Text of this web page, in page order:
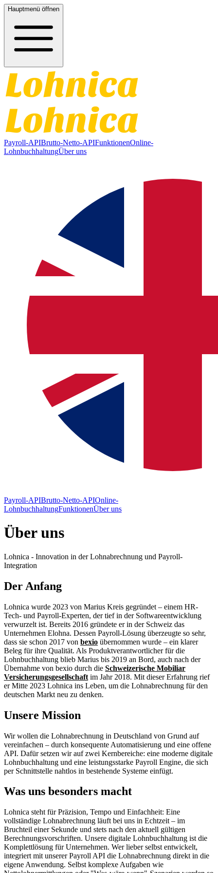
Hauptmenü öffnen
Payroll-APIBrutto-Netto-APIFunktionenOnline-
LohnbuchhaltungÜber uns
Payroll-APIBrutto-Netto-APIOnline-
LohnbuchhaltungFunktionenÜber uns
Über uns
Lohnica - Innovation in der Lohnabrechnung und Payroll-
Integration
Der Anfang
Lohnica wurde 2023 von Marius Kreis gegründet – einem HR-
Tech- und Payroll-Experten, der tief in der Softwareentwicklung
verwurzelt ist. Bereits 2016 gründete er in der Schweiz das
Unternehmen Elohna. Dessen Payroll-Lösung überzeugte so sehr,
dass sie schon 2017 von bexio übernommen wurde – ein klarer
Beleg für ihre Qualität. Als Produktverantwortlicher für die
Lohnbuchhaltung blieb Marius bis 2019 an Bord, auch nach der
Übernahme von bexio durch die Schweizerische Mobiliar
Versicherungsgesellschaft im Jahr 2018. Mit dieser Erfahrung rief
er Mitte 2023 Lohnica ins Leben, um die Lohnabrechnung für den
deutschen Markt neu zu denken.
Unsere Mission
Wir wollen die Lohnabrechnung in Deutschland von Grund auf
vereinfachen – durch konsequente Automatisierung und eine offene
API. Dafür setzen wir auf zwei Kernbereiche: eine moderne digitale
Lohnbuchhaltung und eine leistungsstarke Payroll Engine, die sich
per Schnittstelle nahtlos in bestehende Systeme einfügt.
Was uns besonders macht
Lohnica steht für Präzision, Tempo und Einfachheit: Eine
vollständige Lohnabrechnung läuft bei uns in Echtzeit – im
Bruchteil einer Sekunde und stets nach den aktuell gültigen
Berechnungsvorschriften. Unsere digitale Lohnbuchhaltung ist die
Komplettlösung für Unternehmen. Wer lieber selbst entwickelt,
integriert mit unserer Payroll API die Lohnabrechnung direkt in die
eigene Anwendung. Selbst komplexe Aufgaben wie